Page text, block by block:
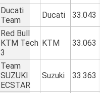
Ducati
Team
Ducati 33.043
Red Bull
KTM Tech
3
KTM 33.063
Team
SUZUKI
ECSTAR
Suzuki 33.363